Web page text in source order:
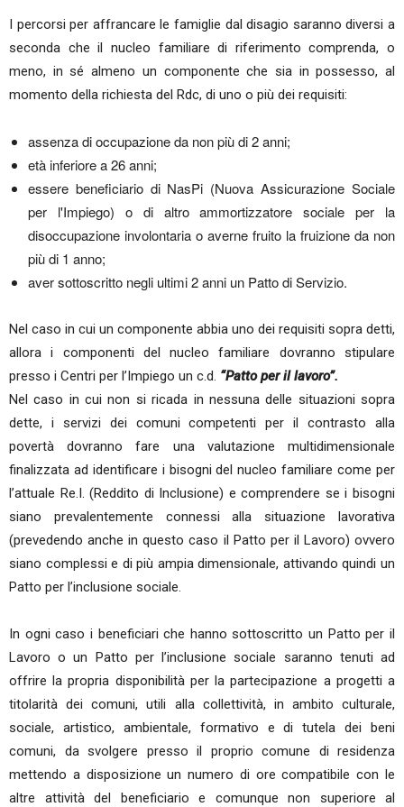
I percorsi per affrancare le famiglie dal disagio saranno diversi a
seconda che il nucleo familiare di riferimento comprenda, o
meno, in sé almeno un componente che sia in possesso, al
momento della richiesta del Rdc, di uno o più dei requisiti:
assenza di occupazione da non più di 2 anni;
età inferiore a 26 anni;
essere beneficiario di NasPi (Nuova Assicurazione Sociale
per l'Impiego) o di altro ammortizzatore sociale per la
disoccupazione involontaria o averne fruito la fruizione da non
più di 1 anno;
aver sottoscritto negli ultimi 2 anni un Patto di Servizio.
Nel caso in cui un componente abbia uno dei requisiti sopra detti,
allora i componenti del nucleo familiare dovranno stipulare
presso i Centri per l’Impiego un c.d. “Patto per il lavoro”.
Nel caso in cui non si ricada in nessuna delle situazioni sopra
dette, i servizi dei comuni competenti per il contrasto alla
povertà dovranno fare una valutazione multidimensionale
finalizzata ad identificare i bisogni del nucleo familiare come per
l’attuale Re.I. (Reddito di Inclusione) e comprendere se i bisogni
siano prevalentemente connessi alla situazione lavorativa
(prevedendo anche in questo caso il Patto per il Lavoro) ovvero
siano complessi e di più ampia dimensionale, attivando quindi un
Patto per l’inclusione sociale.
In ogni caso i beneficiari che hanno sottoscritto un Patto per il
Lavoro o un Patto per l’inclusione sociale saranno tenuti ad
offrire la propria disponibilità per la partecipazione a progetti a
titolarità dei comuni, utili alla collettività, in ambito culturale,
sociale, artistico, ambientale, formativo e di tutela dei beni
comuni, da svolgere presso il proprio comune di residenza
mettendo a disposizione un numero di ore compatibile con le
altre attività del beneficiario e comunque non superiore al